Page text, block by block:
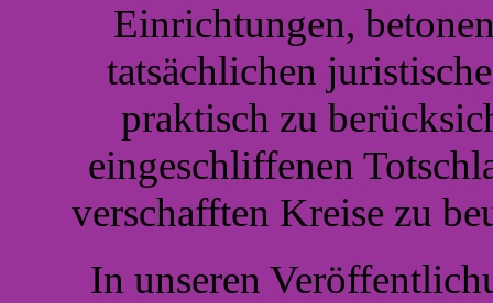
Einrichtungen,
tatsächlichen
praktisch zu
eingeschliffenen
verschafften Kreise zu
In unseren